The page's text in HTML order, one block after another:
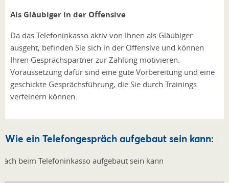
Als Gläubiger in der Offensive
Da das Telefoninkasso aktiv von Ihnen als Gläubiger
ausgeht, befinden Sie sich in der Offensive und können
Ihren Gesprächspartner zur Zahlung motivieren.
Voraussetzung dafür sind eine gute Vorbereitung und eine
geschickte Gesprächsführung, die Sie durch Trainings
verfeinern können.
Wie ein Telefongespräch aufgebaut sein kann: